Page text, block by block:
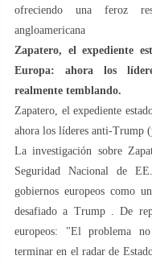
ofreciendo una feroz
angloamericana
Zapatero, el expediente
Europa: ahora los
realmente temblando.
Zapatero, el expediente
ahora los líderes anti-Trump
La investigación sobre
Seguridad Nacional de
gobiernos europeos como
desafiado a Trump . De
europeos: "El problema
terminar en el radar de